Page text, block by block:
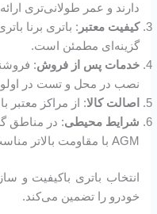
دارند و عمر طولانی‌تری
کیفیت معتبر : باتری برنا
گزینه‌ای مطمئن است.
خدمات پس از فروش:
نصب در محل و تست در
اصالت کالا: از مراکز معتبر
شرایط محیطی: در مناطق
AGM با مقاومت بالاتر مناسب‌تر هستند.
انتخاب باتری باکیفیت و
خودرو را تضمین می‌کند.